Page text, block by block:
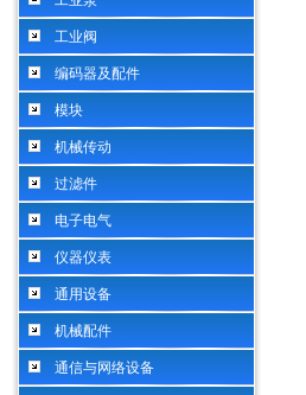
工业阀
编码器及配件
模块
机械传动
过滤件
电子电气
仪器仪表
通用设备
机械配件
通信与网络设备